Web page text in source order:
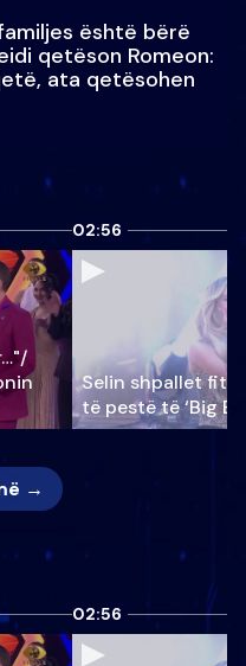
është bërë
qetëson Romeon:
ata qetësohen
02:56
Selin shpallet
të pestë të ‘Big
→
02:56